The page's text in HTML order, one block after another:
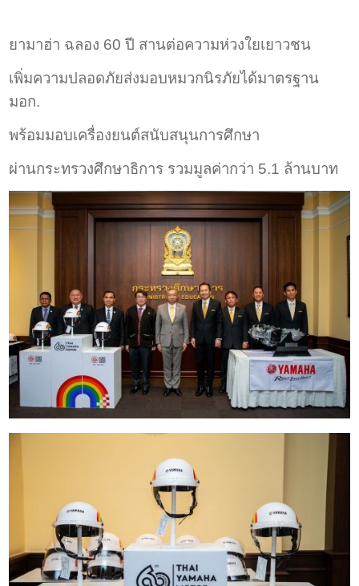
ยามาฮ่า ฉลอง 60 ปี สานต่อความห่วงใยเยาวชน
เพิ่มความปลอดภัยส่งมอบหมวกนิรภัยได้มาตรฐาน
มอก.
พร้อมมอบเครื่องยนต์สนับสนุนการศึกษา
ผ่านกระทรวงศึกษาธิการ รวมมูลค่ากว่า 5.1 ล้านบาท